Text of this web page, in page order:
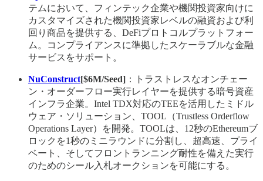
テムにおいて、フィンテック企業や機関投資家向けに
カスタマイズされた機関投資家レベルの融資および利
回り商品を提供する、DeFiプロトコルプラットフォー
ム。コンプライアンスに準拠したスケーラブルな金融
サービスをサポート。
NuConstruct[$6M/Seed] ：トラストレスなオンチェー
ン・オーダーフロー実行レイヤーを提供する暗号資産
インフラ企業。Intel TDX対応のTEEを活用したミドル
ウェア・ソリューション、TOOL（Trustless Orderflow
Operations Layer）を開発。TOOLは、12秒のEthereumブ
ロックを1秒のミニラウンドに分割し、超高速、プライ
ベート、そしてフロントランニング耐性を備えた実行
のためのシール入札オークションを可能にする。